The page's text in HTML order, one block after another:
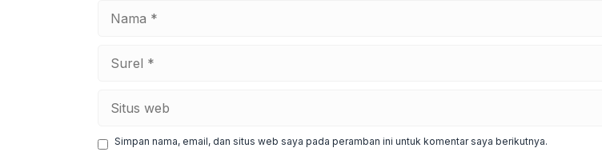
web
Simpan nama, email, dan situs web saya pada peramban ini untuk komentar saya berikutnya.